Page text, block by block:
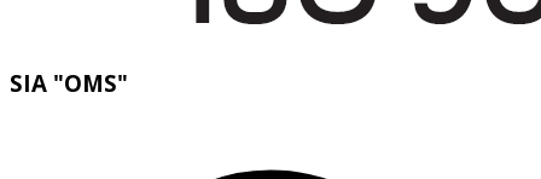
SIA "OMS"